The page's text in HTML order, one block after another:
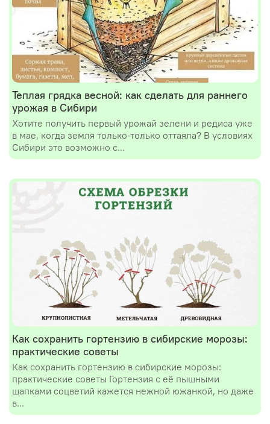
Теплая грядка весной: как сделать для раннего
урожая в Сибири
Хотите получить первый урожай зелени и редиса уже
в мае, когда земля только-только оттаяла? В условиях
Сибири это возможно с...
Как сохранить гортензию в сибирские морозы:
практические советы
Как сохранить гортензию в сибирские морозы:
практические советы Гортензия с её пышными
шапками соцветий кажется нежной южанкой, но даже
в...